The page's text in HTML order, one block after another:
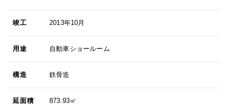
竣工 2013年10月
用途 自動車ショールーム
構造 鉄骨造
延面積 873.93㎡